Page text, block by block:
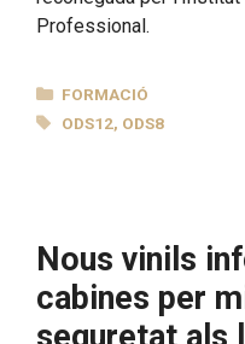
Professional.
CATEGORIES
FORMACIÓ
ETIQUETES
ODS12, ODS8
Nous vinils
cabines per